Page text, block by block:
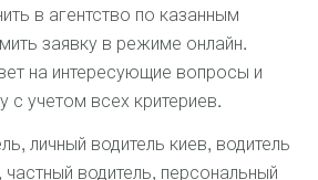
в агентство по казанным
заявку в режиме онлайн.
на интересующие вопросы и
с учетом всех критериев.
личный водитель киев, водитель
частный водитель, персональный